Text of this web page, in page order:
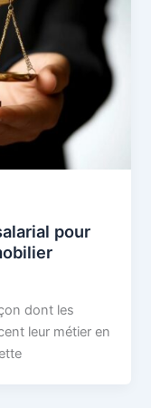
pour
dont les
leur métier en